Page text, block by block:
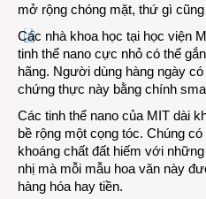
mở rộng chóng mặt, thứ gì
Các nhà khoa học tại học viện
tinh thể nano cực nhỏ có thể
hãng. Người dùng hàng ngày
chứng thực này bằng chính
Các tinh thể nano của MIT dài
bề rộng một cọng tóc. Chúng
khoáng chất đất hiếm với
nhị mà mỗi mẫu hoa văn này
hàng hóa hay tiền.